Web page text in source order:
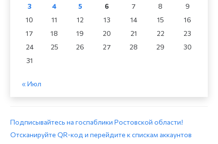
3
4 5 6 7 8
9
10
11 12 13 14 15
16
17
18 19 20 21 22
23
24
25 26 27 28 29
30
31
« Июл
Подписывайтесь на госпаблики Ростовской области!
Отсканируйте QR-код и перейдите к спискам аккаунтов